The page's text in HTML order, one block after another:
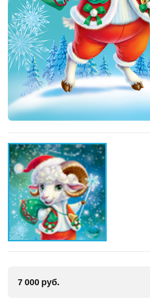
7 000 руб.